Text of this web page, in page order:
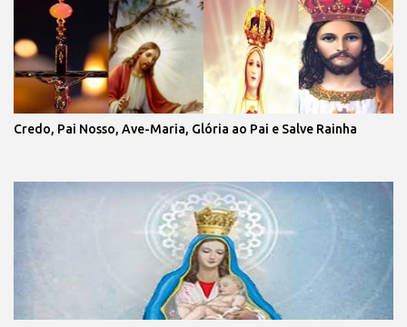
Credo, Pai Nosso, Ave-Maria, Glória ao Pai e Salve Rainha